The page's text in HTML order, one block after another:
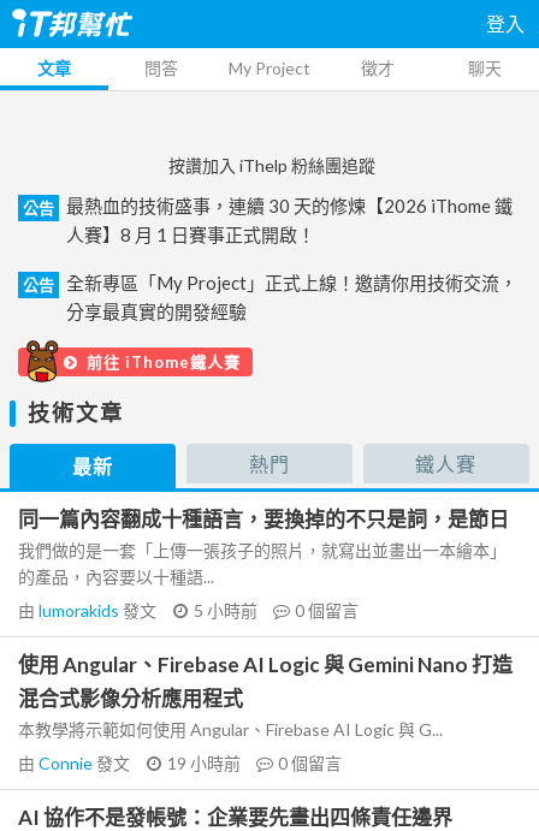
登入
文章 問答 My Project 徵才 聊天
按讚加入 iThelp 粉絲團追蹤
公告
最熱血的技術盛事，連續 30 天的修煉【2026 iThome 鐵
人賽】8 月 1 日賽事正式開啟！
公告
全新專區「My Project」正式上線！邀請你用技術交流，
分享最真實的開發經驗
前往 iThome鐵人賽
技術文章
最新 熱門 鐵人賽
同一篇內容翻成十種語言，要換掉的不只是詞，是節日
我們做的是一套「上傳一張孩子的照片，就寫出並畫出一本繪本」
的產品，內容要以十種語...
由 lumorakids 發文 5 小時前 0個留言
使用 Angular、Firebase AI Logic 與 Gemini Nano 打造
混合式影像分析應用程式
本教學將示範如何使用 Angular、Firebase AI Logic 與 G...
由 Connie發文 19 小時前 0個留言
AI 協作不是發帳號：企業要先畫出四條責任邊界